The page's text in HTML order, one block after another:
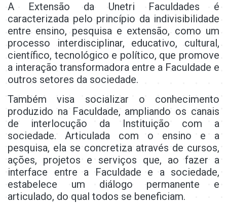
A Extensão da Unetri Faculdades é
caracterizada pelo princípio da indivisibilidade
entre ensino, pesquisa e extensão, como um
processo interdisciplinar, educativo, cultural,
científico, tecnológico e político, que promove
a interação transformadora entre a Faculdade e
outros setores da sociedade.
Também visa socializar o conhecimento
produzido na Faculdade, ampliando os canais
de interlocução da Instituição com a
sociedade. Articulada com o ensino e a
pesquisa, ela se concretiza através de cursos,
ações, projetos e serviços que, ao fazer a
interface entre a Faculdade e a sociedade,
estabelece um diálogo permanente e
articulado, do qual todos se beneficiam.